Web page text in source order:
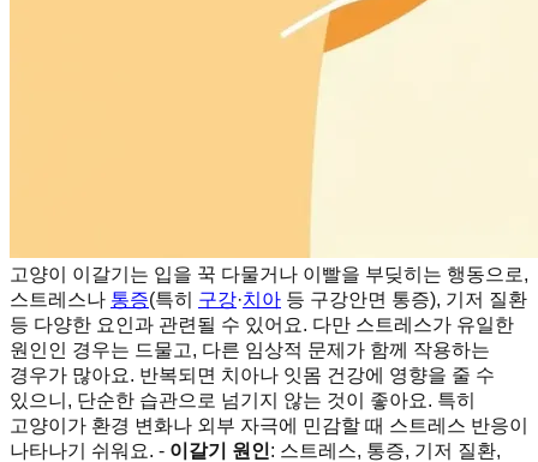
고양이 이갈기는 입을 꾹 다물거나 이빨을 부딪히는 행동으로,
스트레스나 통증(특히 구강·치아 등 구강안면 통증), 기저 질환
등 다양한 요인과 관련될 수 있어요. 다만 스트레스가 유일한
원인인 경우는 드물고, 다른 임상적 문제가 함께 작용하는
경우가 많아요. 반복되면 치아나 잇몸 건강에 영향을 줄 수
있으니, 단순한 습관으로 넘기지 않는 것이 좋아요. 특히
고양이가 환경 변화나 외부 자극에 민감할 때 스트레스 반응이
나타나기 쉬워요. - 이갈기 원인: 스트레스, 통증, 기저 질환,